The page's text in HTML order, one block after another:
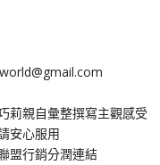
莉親自彙整撰寫主觀感受
安心服用
盟行銷分潤連結